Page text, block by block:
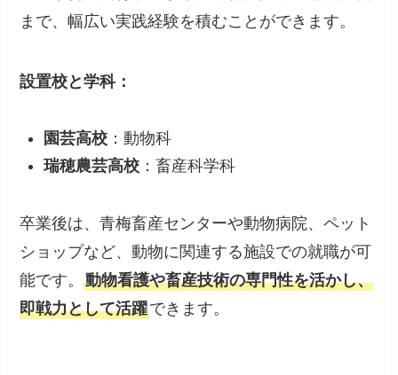
まで、幅広い実践経験を積むことができます。
設置校と学科：
園芸高校 ：動物科
瑞穂農芸高校 ：畜産科学科
卒業後は、青梅畜産センターや動物病院、ペット
ショップなど、動物に関連する施設での就職が可
能です。動物看護や畜産技術の専門性を活かし、
即戦力として活躍できます。